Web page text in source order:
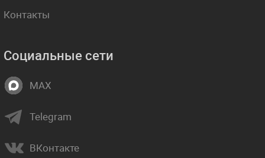
Контакты
Социальные сети
MAX
Telegram
ВКонтакте